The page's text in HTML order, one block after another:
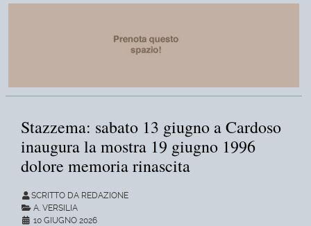
Stazzema: sabato 13 giugno a Cardoso
inaugura la mostra 19 giugno 1996
dolore memoria rinascita
SCRITTO DA REDAZIONE
A. VERSILIA
10 GIUGNO 2026